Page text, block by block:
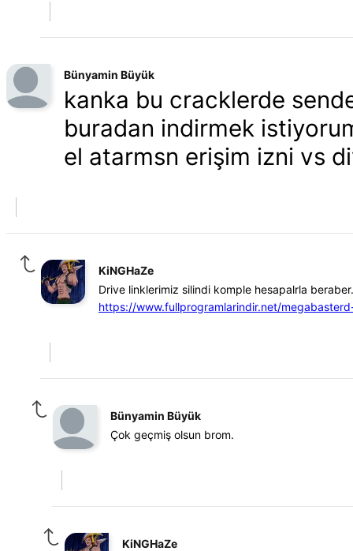
Bünyamin Büyük
kanka bu cracklerde
buradan indirmek
el atarmsn erişim izni vs
KiNGHaZe
Drive linklerimiz silindi komple hesapalrla
https://www.fullprogramlarindir.net/
Bünyamin Büyük
Çok geçmiş olsun brom.
KiNGHaZe